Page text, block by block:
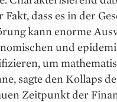
dass es in der
kann enorme
und
um
sagte den Kollaps
Zeitpunkt der